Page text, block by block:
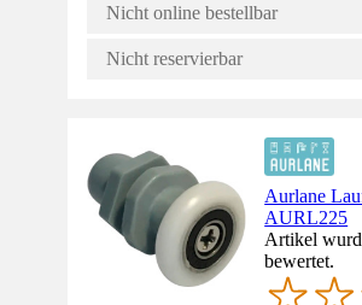
Nicht online bestellbar
Nicht reservierbar
Aurlane
AURL225
Artikel
bewertet.